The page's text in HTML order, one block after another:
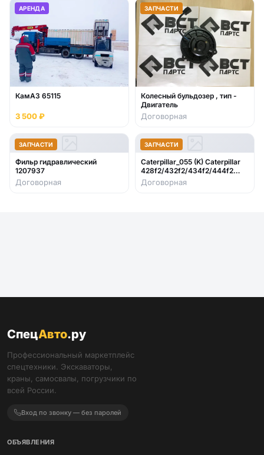
АРЕНДА
КамАЗ 65115
3 500 ₽
ЗАПЧАСТИ
Колесный бульдозер , тип -
Двигатель
Договорная
ЗАПЧАСТИ
Фильр гидравлический
1207937
Договорная
ЗАПЧАСТИ
Caterpillar_055 (K) Caterpillar
428f2/432f2/434f2/444f2
2017- стекло лобовое нижнее
правое (закаленное)382-2344
Договорная
СпецАвто.ру
Профессиональный маркетплейс
спецтехники. Экскаваторы,
краны, самосвалы, погрузчики по
всей России.
Вход по звонку — без паролей
ОБЪЯВЛЕНИЯ